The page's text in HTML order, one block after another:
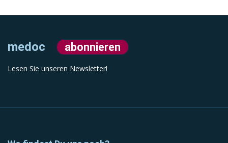
medoc abonnieren
Lesen Sie unseren Newsletter!